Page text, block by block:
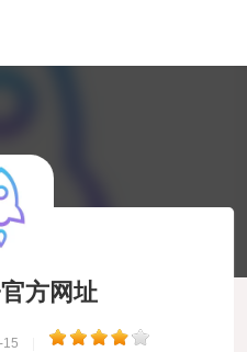
方网址
15